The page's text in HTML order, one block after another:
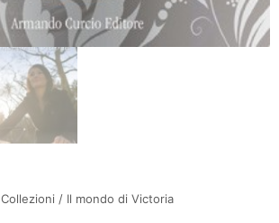
Collezioni / Il mondo di Victoria